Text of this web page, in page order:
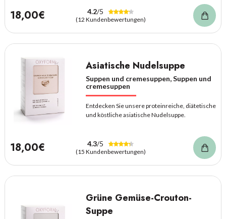
18,00€ 4.2/5
(12 Kundenbewertungen)
Asiatische Nudelsuppe
Suppen und cremesuppen, Suppen und
cremesuppen
Entdecken Sie unsere proteinreiche, diätetische
und köstliche asiatische Nudelsuppe.
18,00€ 4.3/5
(15 Kundenbewertungen)
Grüne Gemüse-Crouton-
Suppe